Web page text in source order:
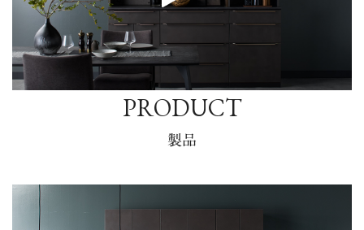
PRODUCT
製品